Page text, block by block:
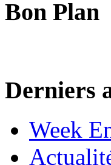
Bon Plan
Derniers
Week